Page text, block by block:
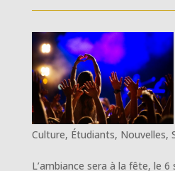
Culture, Étudiants, Nouvelles,
L’ambiance sera à la fête, le